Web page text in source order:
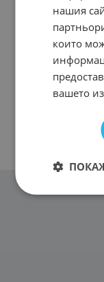
нашия
които
вашето